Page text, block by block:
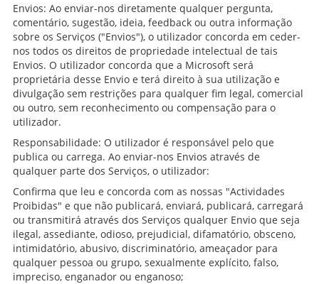
Envios: Ao enviar-nos diretamente qualquer pergunta,
comentário, sugestão, ideia, feedback ou outra informação
sobre os Serviços ("Envios"), o utilizador concorda em ceder-
nos todos os direitos de propriedade intelectual de tais
Envios. O utilizador concorda que a Microsoft será
proprietária desse Envio e terá direito à sua utilização e
divulgação sem restrições para qualquer fim legal, comercial
ou outro, sem reconhecimento ou compensação para o
utilizador.
Responsabilidade: O utilizador é responsável pelo que
publica ou carrega. Ao enviar-nos Envios através de
qualquer parte dos Serviços, o utilizador:
Confirma que leu e concorda com as nossas "Actividades
Proibidas" e que não publicará, enviará, publicará, carregará
ou transmitirá através dos Serviços qualquer Envio que seja
ilegal, assediante, odioso, prejudicial, difamatório, obsceno,
intimidatório, abusivo, discriminatório, ameaçador para
qualquer pessoa ou grupo, sexualmente explícito, falso,
impreciso, enganador ou enganoso;